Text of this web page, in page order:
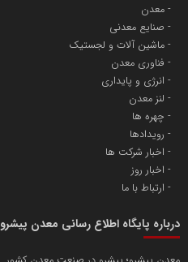
معدن
صنایع معدنی
ماشین آلات و لجستیک
فناوری معدن
انرژی و پایداری
لنز معدن
چهره ها
رویدادها
اخبار شرکت ها
اخبار روز
ارتباط با ما
درباره پایگاه اطلاع رسانی معدن پیشرو